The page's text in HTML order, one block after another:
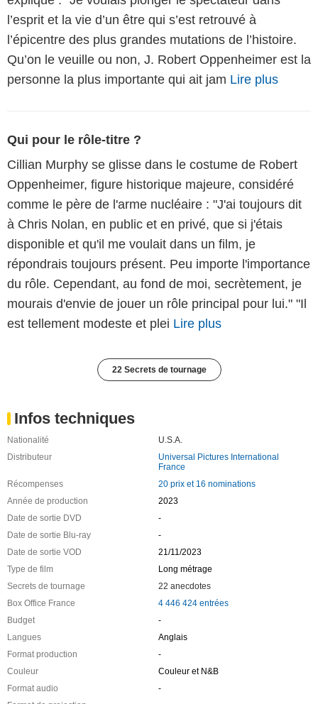
l’esprit et la vie d’un être qui s’est retrouvé à
l’épicentre des plus grandes mutations de l’histoire.
Qu’on le veuille ou non, J. Robert Oppenheimer est la
personne la plus importante qui ait jam Lire plus
Qui pour le rôle-titre ?
Cillian Murphy se glisse dans le costume de Robert
Oppenheimer, figure historique majeure, considéré
comme le père de l'arme nucléaire : "J'ai toujours dit
à Chris Nolan, en public et en privé, que si j'étais
disponible et qu'il me voulait dans un film, je
répondrais toujours présent. Peu importe l'importance
du rôle. Cependant, au fond de moi, secrètement, je
mourais d'envie de jouer un rôle principal pour lui." "Il
est tellement modeste et plei Lire plus
22 Secrets de tournage
Infos techniques
Nationalité
U.S.A.
Distributeur
Universal Pictures International
France
Récompenses
20 prix et 16 nominations
Année de production
2023
Date de sortie DVD
-
Date de sortie Blu-ray
-
Date de sortie VOD
21/11/2023
Type de film
Long métrage
Secrets de tournage
22 anecdotes
Box Office France
4 446 424 entrées
Budget
-
Langues
Anglais
Format production
-
Couleur
Couleur et N&B
Format audio
-